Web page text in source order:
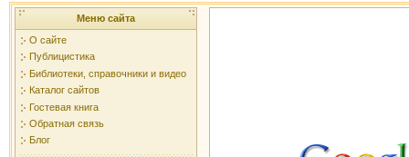
Меню сайта
О сайте
Публицистика
Библиотеки, справочники и видео
Каталог сайтов
Гостевая книга
Обратная связь
Блог